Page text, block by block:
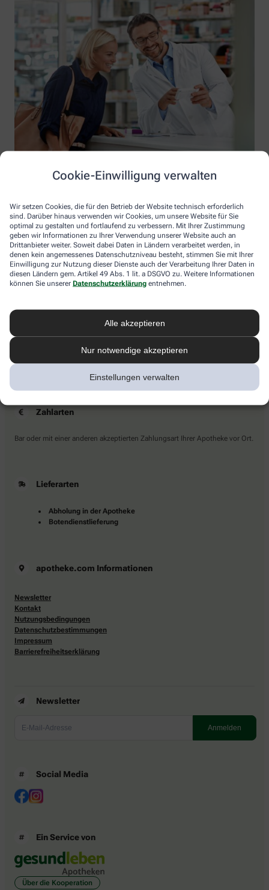
Cookie-Einwilligung verwalten
Wir setzen Cookies, die für den Betrieb der Website technisch erforderlich
sind. Darüber hinaus verwenden wir Cookies, um unsere Website für Sie
optimal zu gestalten und fortlaufend zu verbessern. Mit Ihrer Zustimmung
geben wir Informationen zu Ihrer Verwendung unserer Website auch an
Drittanbieter weiter. Soweit dabei Daten in Ländern verarbeitet werden, in
denen kein angemessenes Datenschutzniveau besteht, stimmen Sie mit Ihrer
Einwilligung zur Nutzung dieser Dienste auch der Verarbeitung Ihrer Daten in
diesen Ländern gem. Artikel 49 Abs. 1 lit. a DSGVO zu. Weitere Informationen
können Sie unserer Datenschutzerklärung entnehmen.
Alle akzeptieren
Nur notwendige akzeptieren
Einstellungen verwalten
Information der Marien-Apotheke
Marien-Apotheke
49439 Steinfeld
Kontaktieren Sie uns direkt.
Zahlarten
Bar oder mit einer anderen akzeptierten Zahlungsart Ihrer Apotheke vor Ort.
Lieferarten
Abholung in der Apotheke
Botendienstlieferung
apotheke.com Informationen
Newsletter
Kontakt
Nutzungsbedingungen
Datenschutzbestimmungen
Impressum
Barrierefreiheitserklärung
Newsletter
Social Media
Ein Service von
Über die Kooperation